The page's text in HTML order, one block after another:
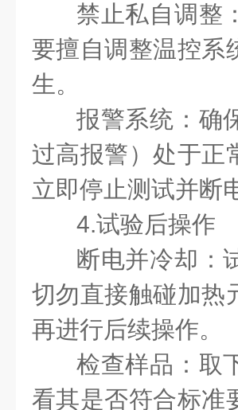
禁止私自调整
要擅自调整温控系
生。
报警系统：确
过高报警）处于正
立即停止测试并断
4.试验后操作
断电并冷却：
切勿直接触碰加热
再进行后续操作。
检查样品：取
看其是否符合标准